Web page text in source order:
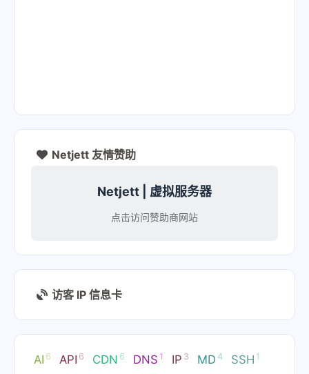
Netjett 友情赞助
Netjett | 虚拟服务器
点击访问赞助商网站
访客 IP 信息卡